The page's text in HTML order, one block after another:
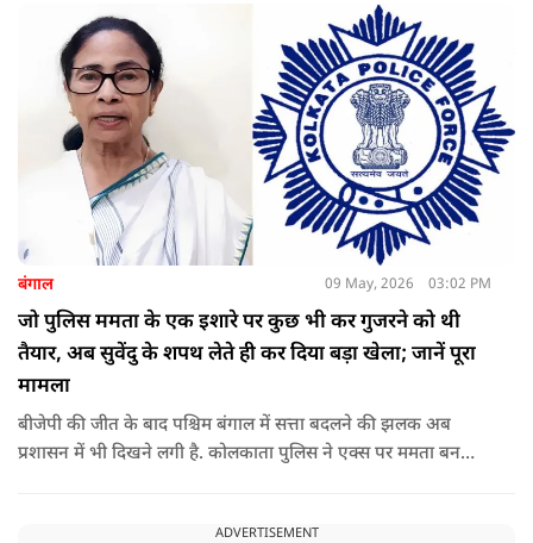
बंगाल 09 May, 2026 03:02 PM
जो पुलिस ममता के एक इशारे पर कुछ भी कर गुजरने को थी
तैयार, अब सुवेंदु के शपथ लेते ही कर दिया बड़ा खेला; जानें पूरा
मामला
बीजेपी की जीत के बाद पश्चिम बंगाल में सत्ता बदलने की झलक अब
प्रशासन में भी दिखने लगी है. कोलकाता पुलिस ने एक्स पर ममता बनर्जी
ADVERTISEMENT